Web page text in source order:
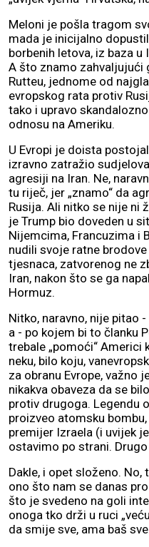
Meloni je pošla tragom
mada je inicijalno
borbenih letova, iz baza
A što znamo zahvaljujući
Rutteu, jednome od
evropskog rata protiv
tako i upravo
odnosu na Ameriku.
U Evropi je doista
izravno zatražio
agresiji na Iran. Ne,
tu riječ, jer „znamo“ da
Rusija. Ali nitko se nije ni
je Trump bio doveden u
Nijemcima, Francuzima i
nudili svoje ratne
tjesnaca, zatvorenog ne
Iran, nakon što se ga
Hormuz.
Nitko, naravno, nije pitao
a - po kojem bi to članku
trebale „pomoći“ Americi
neku, bilo koju,
za obranu Evrope, važno
nikakva obaveza da se
protiv drugoga. Legendu
proizveo atomsku
premijer Izraela (i uvijek
ostavimo po strani.
Dakle, i opet složeno.
ono što nam se danas
što je svedeno na goli
onoga tko drži u ruci
da smije sve, ama baš